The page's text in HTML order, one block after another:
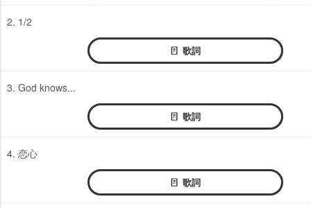
2. 1/2
歌詞
3. God knows...
歌詞
4. 恋心
歌詞